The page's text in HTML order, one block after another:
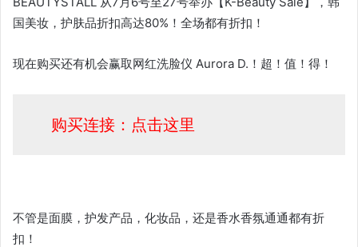
国美妆，护肤品折扣高达80%！全场都有折扣！
现在购买还有机会赢取网红洗脸仪 Aurora D.！超！值！得！
购买连接：点击这里
不管是面膜，护发产品，化妆品，还是香水香氛通通都有折
扣！